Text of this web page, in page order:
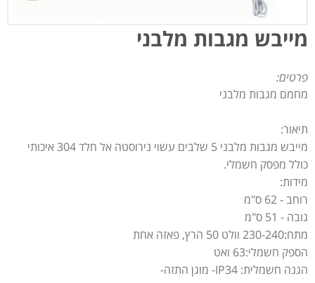
מייבש מגבות מלבני
פרטים:
מחמם מגבות מלבני
תיאור:
מייבש מגבות מלבני 5 שלבים עשוי נירוסטה אל חלד 304 איכותי
כולל מפסק חשמלי.
מידות:
רוחב - 62 ס"מ
גובה - 51 ס"מ
מתח:230-240 וולט 50 הרץ, פאזה אחת
הספק חשמלי:63 ואט
הגנה חשמלית: IP34- מוגן התזה-